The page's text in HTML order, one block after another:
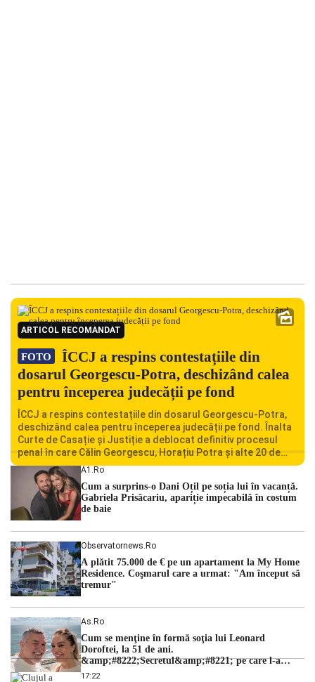
ARTICOL RECOMANDAT
FOTO
ÎCCJ a respins contestațiile din
dosarul Georgescu-Potra, deschizând calea
pentru începerea judecății pe fond
ÎCCJ a respins contestațiile din dosarul Georgescu-Potra,
deschizând calea pentru începerea judecății pe fond. Înalta
Curte de Casație și Justiție a deblocat definitiv procesul
penal în care Călin Georgescu, Horațiu Potra și alte 20 de
persoane sunt acuzați de acțiuni îndreptate împotriva
ordinii constituționale. În ședința din camera preliminară,
judecătorii de la instanța supremă au […]
A1.ro
Cum a surprins-o Dani Oțil pe soția lui în vacanță.
Gabriela Prisăcariu, apariție impecabilă în costum
de baie
Observatornews.ro
A plătit 75.000 de € pe un apartament la My Home
Residence. Coşmarul care a urmat: "Am început să
tremur"
As.ro
Cum se menţine în formă soţia lui Leonard
Doroftei, la 51 de ani.
&amp;#8222;Secretul&amp;#8221; pe care l-a
dezvăluit
17:22